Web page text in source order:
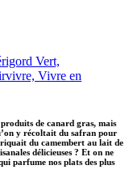
Vert,
Vivre en
de canard gras, mais
y récoltait du safran pour
du camembert au lait de
délicieuses ? Et on ne
parfume nos plats des plus